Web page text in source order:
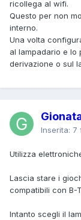
ricollega al wifi.
Questo per non
interno.
Una volta
al lampadario e lo
derivazione o sul
Inserita: 7
Utilizza
Lascia stare i
compatibili con B-
Intanto scegli il